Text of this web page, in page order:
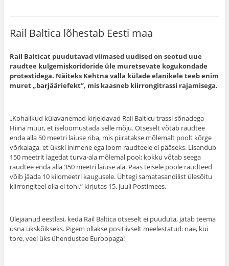
Rail Baltica lõhestab Eesti maa
Rail Balticat puudutavad viimased uudised on seotud uue
raudtee kulgemiskoridoride üle muretsevate kogukondade
protestidega. Näiteks Kehtna valla külade elanikele teeb enim
muret „barjääriefekt”, mis kaasneb kiirrongitrassi rajamisega.
„Kohalikud külavanemad kirjeldavad Rail Balticu trassi sõnadega
Hiina müür, et iseloomustada selle mõju. Otseselt võtab raudtee
enda alla 50 meetri laiuse riba, mis piiratakse mõlemalt poolt kõrge
võrkaiaga, et ükski inimene ega loom raudteele ei pääseks. Lisandub
150 meetrit lagedat turva-ala mõlemal pool; kokku võtab seega
raudtee enda alla 350 meetri laiuse ala. Pääs teisele poole raudteed
võib jääda 10 kilomeetri kaugusele. Ühtegi samatasandilist ülesõitu
kiirrongiteel olla ei tohi,” kirjutas 15. juuli Postimees.
Ülejäänud eestlasi, keda Rail Baltica otseselt ei puuduta, jätab teema
üsna ükskõikseks. Pigem ollakse positiivselt meelestatud: näe, kui
tore, veel üks ühendustee Euroopaga!